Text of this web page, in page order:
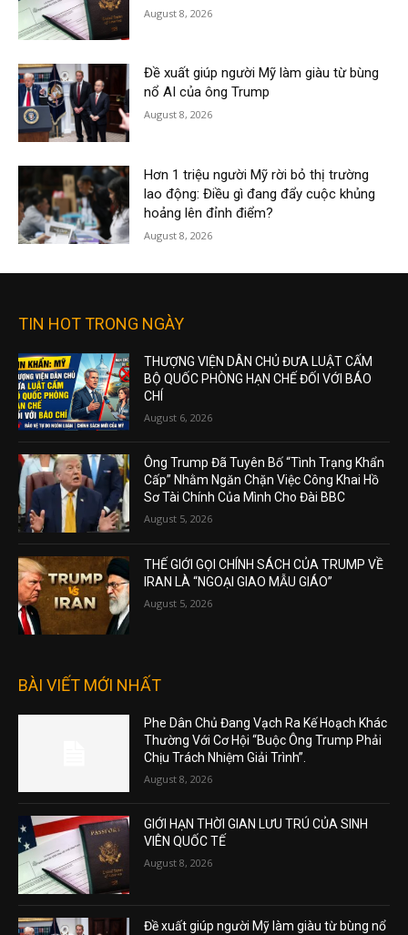
August 8, 2026
Đề xuất giúp người Mỹ làm giàu từ bùng
nổ AI của ông Trump
August 8, 2026
Hơn 1 triệu người Mỹ rời bỏ thị trường
lao động: Điều gì đang đẩy cuộc khủng
hoảng lên đỉnh điểm?
August 8, 2026
TIN HOT TRONG NGÀY
THƯỢNG VIỆN DÂN CHỦ ĐƯA LUẬT CẤM
BỘ QUỐC PHÒNG HẠN CHẾ ĐỐI VỚI BÁO
CHÍ
August 6, 2026
Ông Trump Đã Tuyên Bố “Tình Trạng Khẩn
Cấp” Nhằm Ngăn Chặn Việc Công Khai Hồ
Sơ Tài Chính Của Mình Cho Đài BBC
August 5, 2026
THẾ GIỚI GỌI CHÍNH SÁCH CỦA TRUMP VỀ
IRAN LÀ “NGOẠI GIAO MẪU GIÁO”
August 5, 2026
BÀI VIẾT MỚI NHẤT
Phe Dân Chủ Đang Vạch Ra Kế Hoạch Khác
Thường Với Cơ Hội “Buộc Ông Trump Phải
Chịu Trách Nhiệm Giải Trình”.
August 8, 2026
GIỚI HẠN THỜI GIAN LƯU TRÚ CỦA SINH
VIÊN QUỐC TẾ
August 8, 2026
Đề xuất giúp người Mỹ làm giàu từ bùng nổ